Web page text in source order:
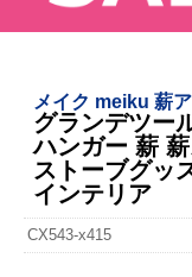
メイク meiku 薪
グランデツー
ハンガー 薪
ストーブグッ
インテリア
CX543-x415